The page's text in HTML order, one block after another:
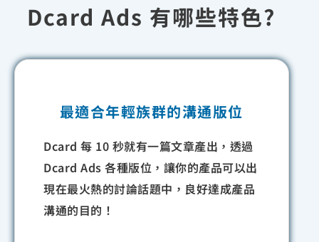
Dcard Ads 有哪些特色?
最適合年輕族群的溝通版位
Dcard 每 10 秒就有一篇文章產出，透過
Dcard Ads 各種版位，讓你的產品可以出
現在最火熱的討論話題中，良好達成產品
溝通的目的！